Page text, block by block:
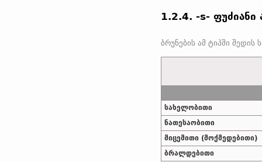
1.2.4. -s- ფუძიანი
სახელობითი
ნათესაობითი
მიცემითი (მოქმედებითი)
ბრალდებითი